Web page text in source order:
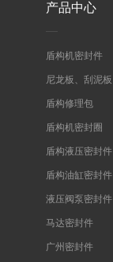
产品中心
盾构机密封件
尼龙板、刮泥板
盾构修理包
盾构机密封圈
盾构液压密封件
盾构油缸密封件
液压阀泵密封件
马达密封件
广州密封件